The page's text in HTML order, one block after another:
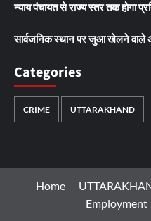
न्याय पंचायत से राज्य स्तर तक होगा
सार्वजनिक स्थान पर जुआ खेलने वाले
Categories
CRIME UTTARAKHAND
Home
Employment